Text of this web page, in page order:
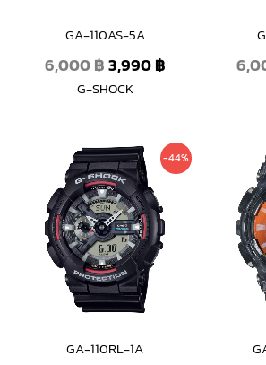
GA-110AS-5A
6,000฿3,990฿
G-SHOCK
-44%
GA-110RL-1A
Original
price
was:
5,900 ฿.
Current
price
3,290 ฿.